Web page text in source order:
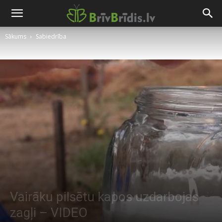
Sākums Sabiedrība
Vairāku pilsētu kapos uzdarbojas
zagļi – VIDEO